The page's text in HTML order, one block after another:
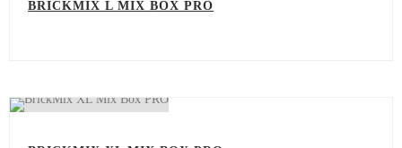
BRICKMIX L MIX BOX PRO